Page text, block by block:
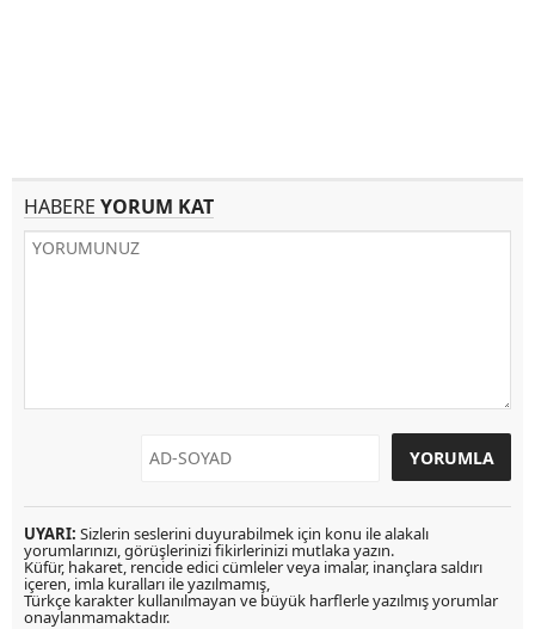
HABERE YORUM KAT
UYARI: Sizlerin seslerini duyurabilmek için konu ile alakalı
yorumlarınızı, görüşlerinizi fikirlerinizi mutlaka yazın.
Küfür, hakaret, rencide edici cümleler veya imalar, inançlara saldırı
içeren, imla kuralları ile yazılmamış,
Türkçe karakter kullanılmayan ve büyük harflerle yazılmış yorumlar
onaylanmamaktadır.